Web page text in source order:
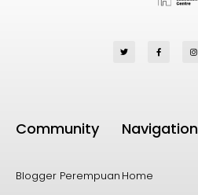
Community
Blogger Perempuan
Navigation
Home